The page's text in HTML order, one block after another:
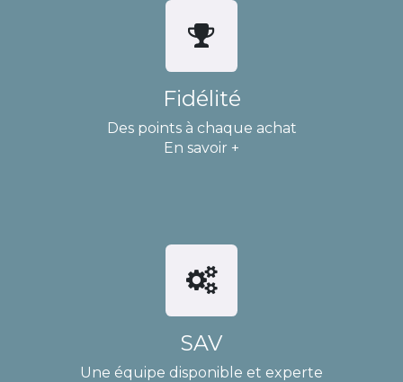
Fidélité
Des points à chaque achat
En savoir +
SAV
Une équipe disponible et experte